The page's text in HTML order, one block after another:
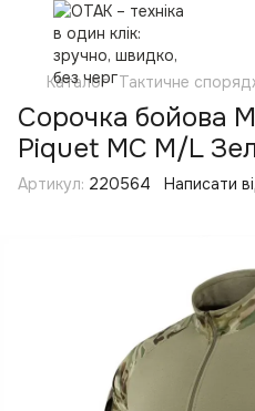
Каталог Тактичне
Сорочка бойова
Piquet MC M/L
Артикул: 220564 Написати